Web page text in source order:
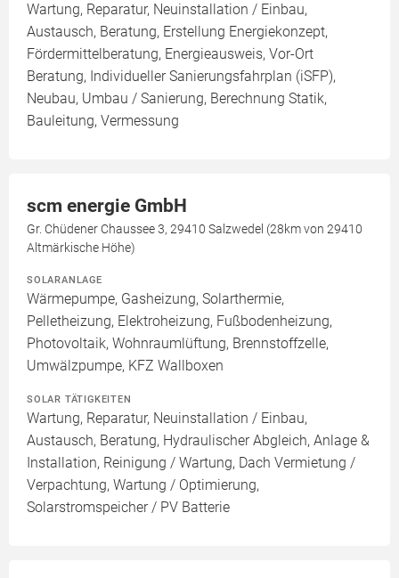
Wartung, Reparatur, Neuinstallation / Einbau,
Austausch, Beratung, Erstellung Energiekonzept,
Fördermittelberatung, Energieausweis, Vor-Ort
Beratung, Individueller Sanierungsfahrplan (iSFP),
Neubau, Umbau / Sanierung, Berechnung Statik,
Bauleitung, Vermessung
scm energie GmbH
Gr. Chüdener Chaussee 3, 29410 Salzwedel (28km von 29410
Altmärkische Höhe)
SOLARANLAGE
Wärmepumpe, Gasheizung, Solarthermie,
Pelletheizung, Elektroheizung, Fußbodenheizung,
Photovoltaik, Wohnraumlüftung, Brennstoffzelle,
Umwälzpumpe, KFZ Wallboxen
SOLAR TÄTIGKEITEN
Wartung, Reparatur, Neuinstallation / Einbau,
Austausch, Beratung, Hydraulischer Abgleich, Anlage &
Installation, Reinigung / Wartung, Dach Vermietung /
Verpachtung, Wartung / Optimierung,
Solarstromspeicher / PV Batterie